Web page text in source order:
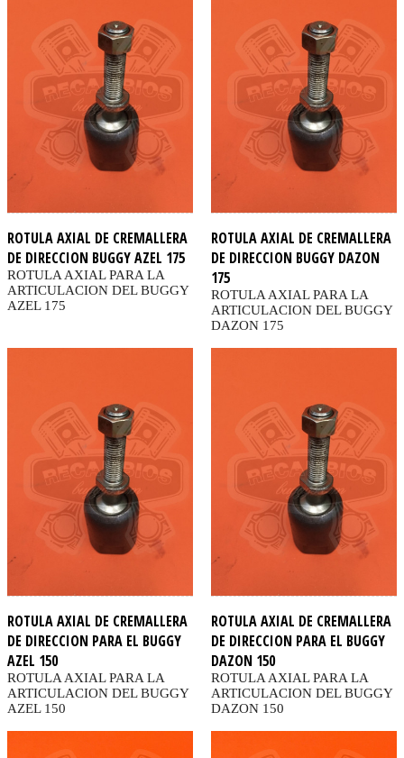
ROTULA AXIAL DE CREMALLERA
DE DIRECCION BUGGY AZEL 175
ROTULA AXIAL PARA LA
ARTICULACION DEL BUGGY
AZEL 175
ROTULA AXIAL DE CREMALLERA
DE DIRECCION BUGGY DAZON
175
ROTULA AXIAL PARA LA
ARTICULACION DEL BUGGY
DAZON 175
ROTULA AXIAL DE CREMALLERA
DE DIRECCION PARA EL BUGGY
AZEL 150
ROTULA AXIAL PARA LA
ARTICULACION DEL BUGGY
AZEL 150
ROTULA AXIAL DE CREMALLERA
DE DIRECCION PARA EL BUGGY
DAZON 150
ROTULA AXIAL PARA LA
ARTICULACION DEL BUGGY
DAZON 150